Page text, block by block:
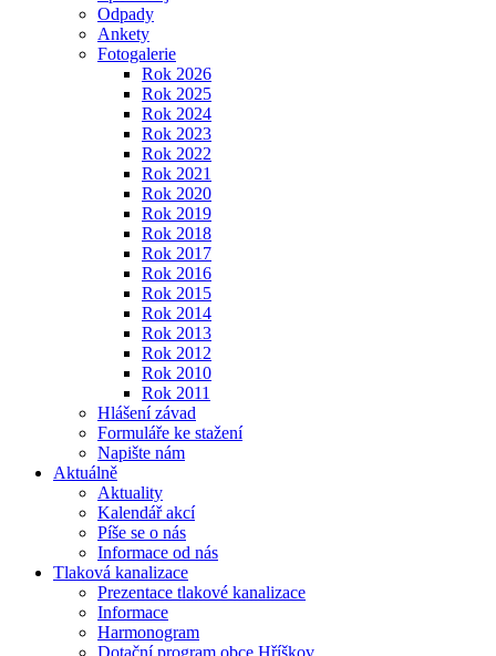
Odpady
Ankety
Fotogalerie
Rok 2026
Rok 2025
Rok 2024
Rok 2023
Rok 2022
Rok 2021
Rok 2020
Rok 2019
Rok 2018
Rok 2017
Rok 2016
Rok 2015
Rok 2014
Rok 2013
Rok 2012
Rok 2010
Rok 2011
Hlášení závad
Formuláře ke stažení
Napište nám
Aktuálně
Aktuality
Kalendář akcí
Píše se o nás
Informace od nás
Tlaková kanalizace
Prezentace tlakové kanalizace
Informace
Harmonogram
Dotační program obce Hříškov